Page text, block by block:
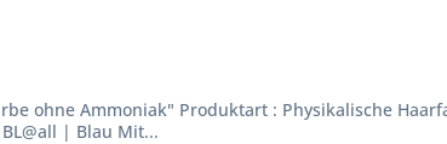
ohne Ammoniak" Produktart : Physikalische
| Blau Mit...